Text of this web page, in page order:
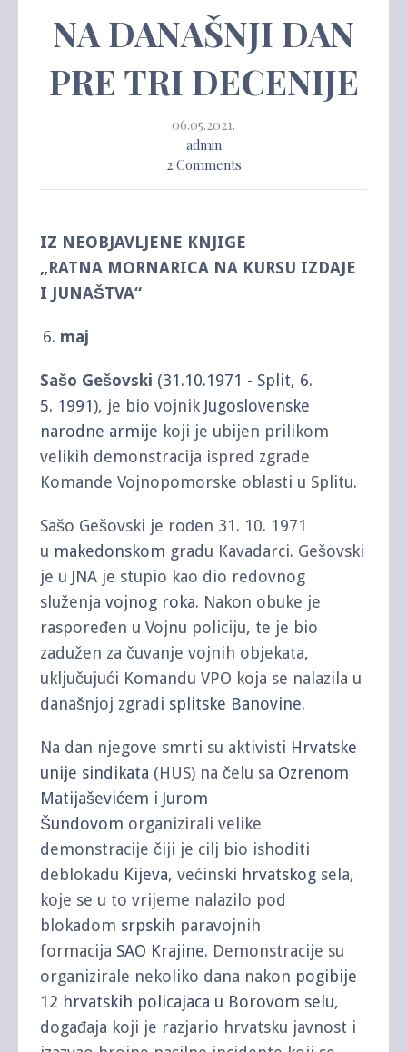
NA DANAŠNJI DAN
PRE TRI DECENIJE
06.05.2021.
admin
2 Comments
IZ NEOBJAVLJENE KNJIGE
„RATNA MORNARICA NA KURSU IZDAJE
I JUNAŠTVA“
maj
Sašo Gešovski (31.10.1971 - Split, 6.
5. 1991), je bio vojnik Jugoslovenske
narodne armije koji je ubijen prilikom
velikih demonstracija ispred zgrade
Komande Vojnopomorske oblasti u Splitu.
Sašo Gešovski je rođen 31. 10. 1971
u makedonskom gradu Kavadarci. Gešovski
je u JNA je stupio kao dio redovnog
služenja vojnog roka. Nakon obuke je
raspoređen u Vojnu policiju, te je bio
zadužen za čuvanje vojnih objekata,
uključujući Komandu VPO koja se nalazila u
današnjoj zgradi splitske Banovine.
Na dan njegove smrti su aktivisti Hrvatske
unije sindikata (HUS) na čelu sa Ozrenom
Matijaševićem i Jurom
Šundovom organizirali velike
demonstracije čiji je cilj bio ishoditi
deblokadu Kijeva, većinski hrvatskog sela,
koje se u to vrijeme nalazilo pod
blokadom srpskih paravojnih
formacija SAO Krajine. Demonstracije su
organizirale nekoliko dana nakon pogibije
12 hrvatskih policajaca u Borovom selu,
događaja koji je razjario hrvatsku javnost i